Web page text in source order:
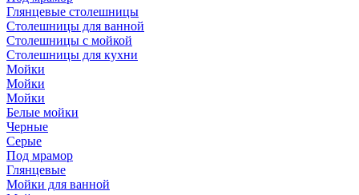
Глянцевые столешницы
Столешницы для ванной
Столешницы с мойкой
Столешницы для кухни
Мойки
Мойки
Мойки
Белые мойки
Черные
Серые
Под мрамор
Глянцевые
Мойки для ванной